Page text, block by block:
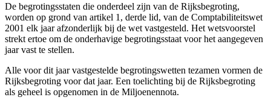
De begrotingsstaten die onderdeel zijn van de Rijksbegroting,
worden op grond van artikel 1, derde lid, van de Comptabiliteitswet
2001 elk jaar afzonderlijk bij de wet vastgesteld. Het wetsvoorstel
strekt ertoe om de onderhavige begrotingsstaat voor het aangegeven
jaar vast te stellen.
Alle voor dit jaar vastgestelde begrotingswetten tezamen vormen de
Rijksbegroting voor dat jaar. Een toelichting bij de Rijksbegroting
als geheel is opgenomen in de Miljoenennota.